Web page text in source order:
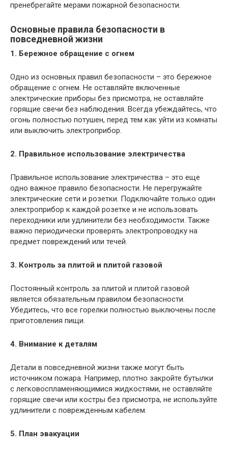
пренебрегайте мерами пожарной безопасности.
Основные правила безопасности в
повседневной жизни
1. Бережное обращение с огнем
Одно из основных правил безопасности – это бережное
обращение с огнем. Не оставляйте включенные
электрические приборы без присмотра, не оставляйте
горящие свечи без наблюдения. Всегда убеждайтесь, что
огонь полностью потушен, перед тем как уйти из комнаты
или выключить электроприбор.
2. Правильное использование электричества
Правильное использование электричества – это еще
одно важное правило безопасности. Не перегружайте
электрические сети и розетки. Подключайте только один
электроприбор к каждой розетке и не использовать
переходники или удлинители без необходимости. Также
важно периодически проверять электропроводку на
предмет повреждений или течей.
3. Контроль за плитой и плитой газовой
Постоянный контроль за плитой и плитой газовой
является обязательным правилом безопасности.
Убедитесь, что все горелки полностью выключены после
приготовления пищи.
4. Внимание к деталям
Детали в повседневной жизни также могут быть
источником пожара. Например, плотно закройте бутылки
с легковоспламеняющимися жидкостями, не оставляйте
горящие свечи или костры без присмотра, не используйте
удлинители с поврежденным кабелем.
5. План эвакуации